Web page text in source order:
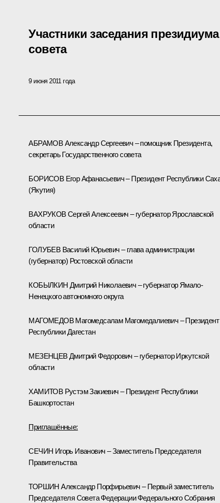
Участники заседания
совета
9 июня 2011 года
АБРАМОВ Александр Сергеевич – помощник Президента,
секретарь Государственного совета
БОРИСОВ Егор Афанасьевич – Президент Республики
(Якутия)
ВАХРУКОВ Сергей Алексеевич – губернатор Ярославской
области
ГОЛУБЕВ Василий Юрьевич – глава администрации
(губернатор) Ростовской области
КОБЫЛКИН Дмитрий Николаевич – губернатор Ямало-
Ненецкого автономного округа
МАГОМЕДОВ Магомедсалам Магомедалиевич – Президент
Республики Дагестан
МЕЗЕНЦЕВ Дмитрий Федорович – губернатор Иркутской
области
ХАМИТОВ Рустэм Закиевич – Президент Республики
Башкортостан
Приглашённые:
СЕЧИН Игорь Иванович – Заместитель Председателя
Правительства
ТОРШИН Александр Порфирьевич – Первый заместитель
Председателя Совета Федерации Федерального Собрания